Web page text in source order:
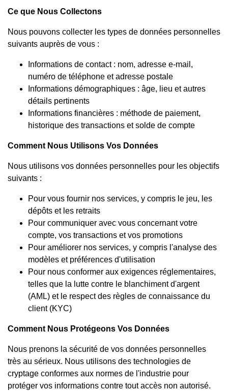
Ce que Nous Collectons
Nous pouvons collecter les types de données personnelles
suivants auprès de vous :
Informations de contact : nom, adresse e-mail,
numéro de téléphone et adresse postale
Informations démographiques : âge, lieu et autres
détails pertinents
Informations financières : méthode de paiement,
historique des transactions et solde de compte
Comment Nous Utilisons Vos Données
Nous utilisons vos données personnelles pour les objectifs
suivants :
Pour vous fournir nos services, y compris le jeu, les
dépôts et les retraits
Pour communiquer avec vous concernant votre
compte, vos transactions et vos promotions
Pour améliorer nos services, y compris l'analyse des
modèles et préférences d'utilisation
Pour nous conformer aux exigences réglementaires,
telles que la lutte contre le blanchiment d'argent
(AML) et le respect des règles de connaissance du
client (KYC)
Comment Nous Protégeons Vos Données
Nous prenons la sécurité de vos données personnelles
très au sérieux. Nous utilisons des technologies de
cryptage conformes aux normes de l'industrie pour
protéger vos informations contre tout accès non autorisé.